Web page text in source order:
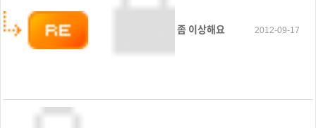
좀 이상해요 2012-09-17